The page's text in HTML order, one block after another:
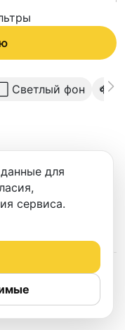
⬜️ Светлый фон 🎧
для
сервиса.